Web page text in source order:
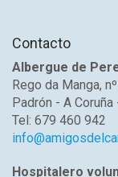
Contacto
Albergue de
Rego da Manga,
Padrón - A Coruña
Tel: 679 460 942
Hospitalero